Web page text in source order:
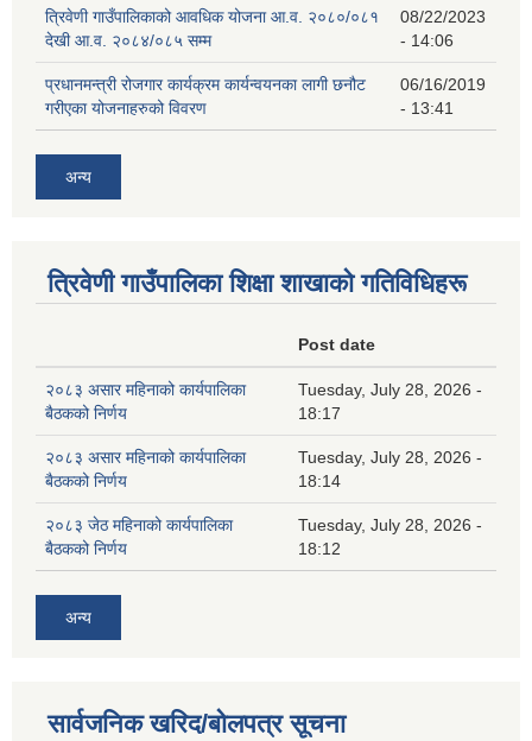
त्रिवेणी गाउँपालिकाको आवधिक योजना आ.व. २०८०/०८१
देखी आ.व. २०८४/०८५ सम्म
08/22/2023
- 14:06
प्रधानमन्त्री रोजगार कार्यक्रम कार्यन्वयनका लागी छनौट
गरीएका योजनाहरुको विवरण
06/16/2019
- 13:41
अन्य
त्रिवेणी गाउँपालिका शिक्षा शाखाकाे गतिविधिहरू
Post date
२०८३ असार महिनाको कार्यपालिका
बैठकको निर्णय
Tuesday, July 28, 2026 -
18:17
२०८३ असार महिनाको कार्यपालिका
बैठकको निर्णय
Tuesday, July 28, 2026 -
18:14
२०८३ जेठ महिनाको कार्यपालिका
बैठकको निर्णय
Tuesday, July 28, 2026 -
18:12
अन्य
सार्वजनिक खरिद/बोलपत्र सूचना